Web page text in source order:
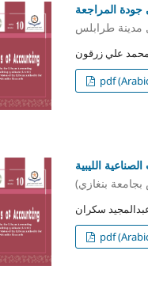
جودة المراجعة
مدينة طرابلس
pdf
الليبية
pdf